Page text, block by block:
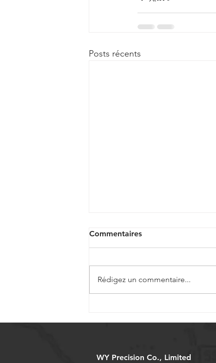
Posts récents
dispositifs médicaux de
Commentaires
Rédigez un commentaire...
WY Precision Co., Limited